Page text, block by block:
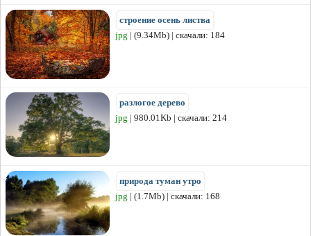
строение осень листва
jpg | (9.34Mb) | скачали: 184
разлогое дерево
jpg | 980.01Kb | скачали: 214
природа туман утро
jpg | (1.7Mb) | скачали: 168